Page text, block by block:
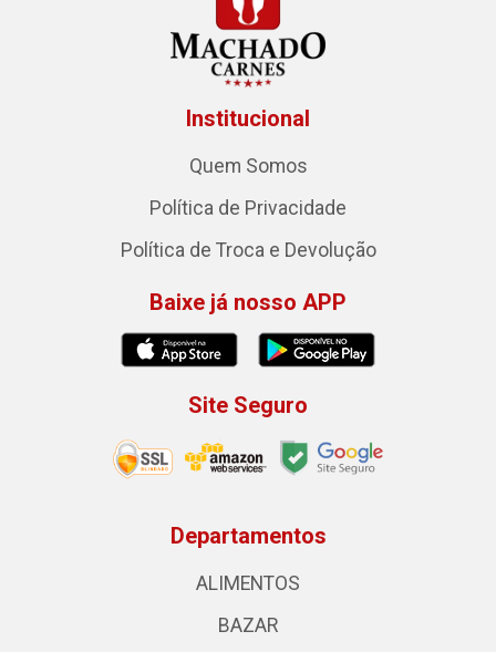
Institucional
Quem Somos
Política de Privacidade
Política de Troca e Devolução
Baixe já nosso APP
Site Seguro
Departamentos
ALIMENTOS
BAZAR